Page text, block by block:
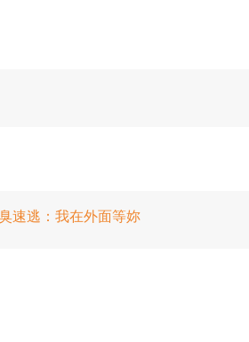
速逃：我在外面等妳